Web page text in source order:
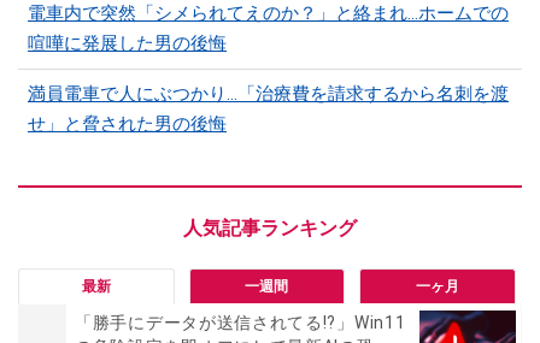
電車内で突然「シメられてえのか？」と絡まれ…ホームでの
喧嘩に発展した男の後悔
満員電車で人にぶつかり…「治療費を請求するから名刺を渡
せ」と脅された男の後悔
最新 一週間 一ヶ月
「勝手にデータが送信されてる!?」Win11